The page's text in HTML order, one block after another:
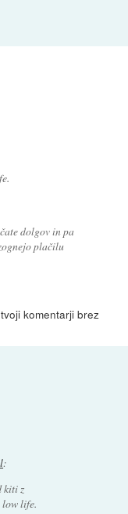
dolgov in pa
plačilu
komentarji brez
:
kiti z
low life.